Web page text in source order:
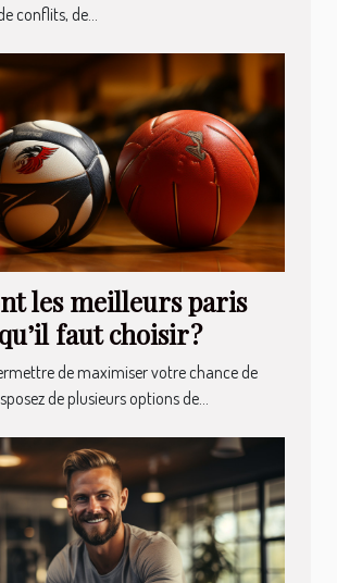
conflits, de...
les meilleurs paris
faut choisir ?
de maximiser votre chance de
de plusieurs options de...